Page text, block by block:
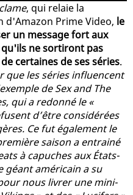
, qui relaie la
d'Amazon Prime Video, le
un message fort aux
ne sortiront pas
certaines de ses séries.
que les séries influencent
de Sex and The
qui a redonné le «
d’être considérées
Ce fut également le
saison a entrainé
à capuches aux États-
géant américain a su
nous livrer une mini-